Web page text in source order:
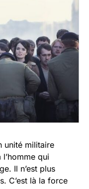
unité militaire
qui
Il n’est plus
C’est là la force